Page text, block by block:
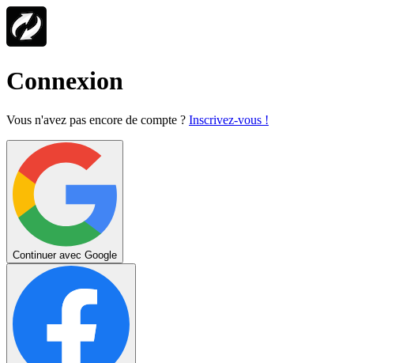
Connexion
Vous n'avez pas encore de compte ? Inscrivez-vous !
Continuer avec Google